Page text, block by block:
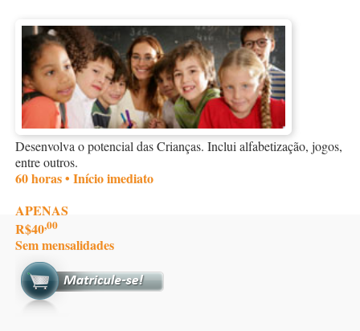
Desenvolva o potencial das Crianças. Inclui alfabetização, jogos,
entre outros.
60 horas • Início imediato
APENAS
R$40,00
Sem mensalidades